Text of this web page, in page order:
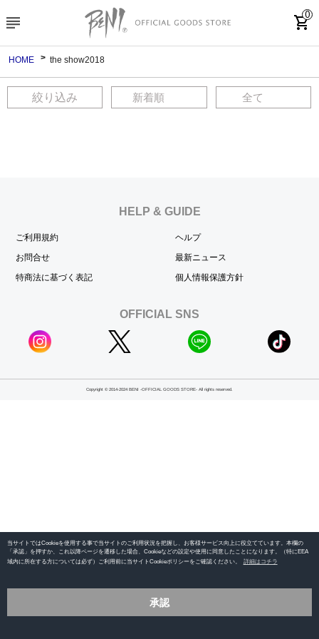
当サイトではCookieを使用する事で当サイトのご利用状況を把握し、お客様サービス向上に役立てています。本欄の
「承認」を押すか、これ以降ページを遷移した場合、Cookieなどの設定や使用に同意したことになります。（特にEEA
域内に所在する方については必ず）ご利用前に当サイトCookieポリシーをご確認ください。
詳細はコチラ
承認
subject shopping_cart
0
HOME the show2018
絞り込み
HELP & GUIDE
ご利用規約
ヘルプ
お問合せ
最新ニュース
特商法に基づく表記
個人情報保護方針
OFFICIAL SNS
Copyright © 2014-2024 BENI -OFFICIAL GOODS STORE- All rights reserved.